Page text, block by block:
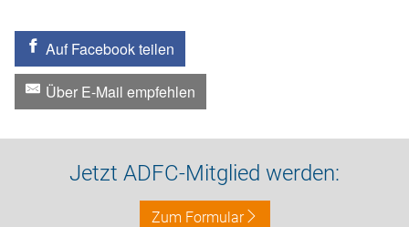
Auf Facebook teilen
Über E-Mail empfehlen
Jetzt ADFC-Mitglied werden:
Zum Formular